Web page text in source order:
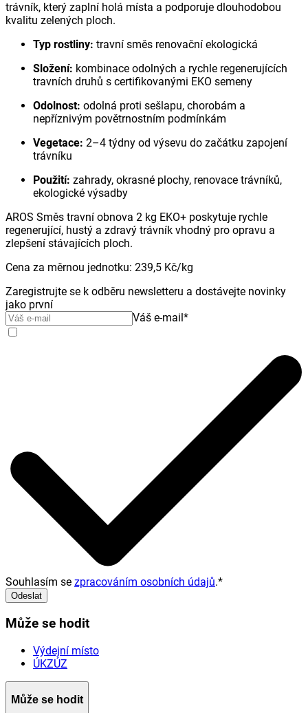
trávník, který zaplní holá místa a podporuje dlouhodobou
kvalitu zelených ploch.
Typ rostliny: travní směs renovační ekologická
Složení: kombinace odolných a rychle regenerujících
travních druhů s certifikovanými EKO semeny
Odolnost: odolná proti sešlapu, chorobám a
nepříznivým povětrnostním podmínkám
Vegetace: 2–4 týdny od výsevu do začátku zapojení
trávníku
Použití: zahrady, okrasné plochy, renovace trávníků,
ekologické výsadby
AROS Směs travní obnova 2 kg EKO+ poskytuje rychle
regenerující, hustý a zdravý trávník vhodný pro opravu a
zlepšení stávajících ploch.
Cena za měrnou jednotku: 239,5 Kč/kg
Zaregistrujte se k odběru newsletteru a dostávejte novinky
jako první
Váš e-mail*
Souhlasím se zpracováním osobních údajů.*
Odeslat
Může se hodit
Výdejní místo
ÚKZÚZ
Může se hodit